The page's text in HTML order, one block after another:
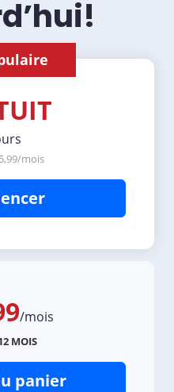
mois
/mois
MOIS
panier